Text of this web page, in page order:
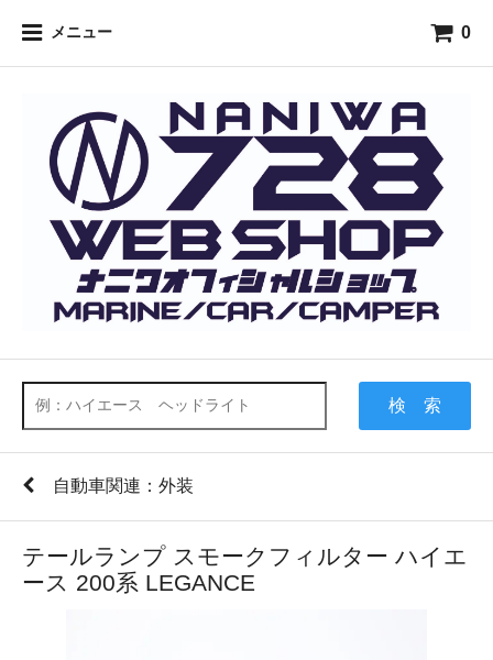
メニュー 0
検 索
自動車関連：外装
テールランプ スモークフィルター ハイエ
ース 200系 LEGANCE